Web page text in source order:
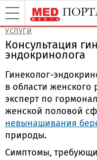
УСЛУГИ
Консультация
эндокринолога
Гинеколог-
в области женского
эксперт по
женской половой
невынашивания
природы.
Симптомы,